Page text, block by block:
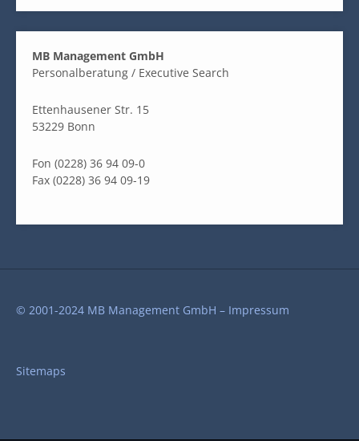
MB Management GmbH
Personalberatung / Executive Search
Ettenhausener Str. 15
53229 Bonn
Fon (0228) 36 94 09-0
Fax (0228) 36 94 09-19
© 2001-2024 MB Management GmbH – Impressum
Sitemaps